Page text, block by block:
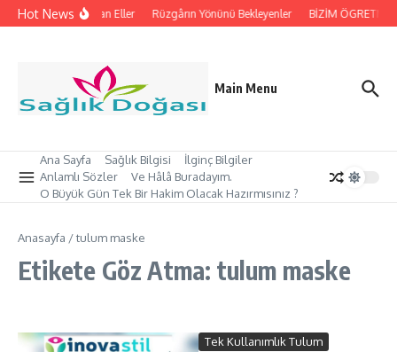
İçeriğe atla
Hot Newsİpleri Tutan Eller Rüzgârın Yönünü Bekleyenler BİZİM
Main Menu
Ana Sayfa Sağlık Bilgisi
İlginç Bilgiler
Anlamlı Sözler
Ve Hâlâ Buradayım.
O Büyük Gün Tek Bir Hakim Olacak Hazırmısınız ?
Anasayfa /tulum maske
Etikete Göz Atma: tulum maske
Tek Kullanımlık Tulum